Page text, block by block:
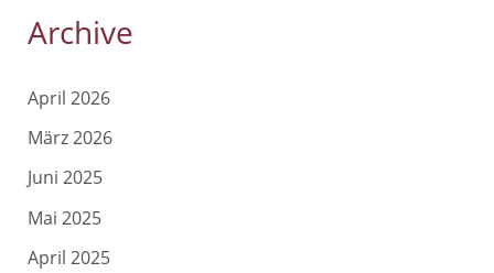
Archive
April 2026
März 2026
Juni 2025
Mai 2025
April 2025